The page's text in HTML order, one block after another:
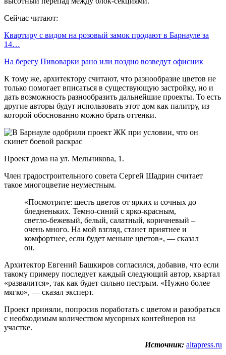
Сейчас читают:
Квартиру с видом на розовый замок продают в Барнауле за
14…
На берегу Пивоварки рано или поздно возведут офисник
К тому же, архитектору считают, что разнообразие цветов не
только помогает вписаться в существующую застройку, но и
дать возможность разнообразить дальнейшие проекты. То есть
другие авторы будут использовать этот дом как палитру, из
которой обоснованно можно брать оттенки.
Проект дома на ул. Мельникова, 1.
Член градостроительного совета Сергей Шадрин считает
такое многоцветие неуместным.
«Посмотрите: шесть цветов от ярких и сочных до
бледненьких. Темно-синий с ярко-красным,
светло-бежевый, белый, салатный, коричневый –
очень много. На мой взгляд, станет приятнее и
комфортнее, если будет меньше цветов», — сказал
он.
Архитектор Евгений Башкиров согласился, добавив, что если
такому примеру последует каждый следующий автор, квартал
«развалится», так как будет сильно пестрым. «Нужно более
мягко», — сказал эксперт.
Проект приняли, попросив поработать с цветом и разобраться
с необходимым количеством мусорных контейнеров на
участке.
Источник: altapress.ru